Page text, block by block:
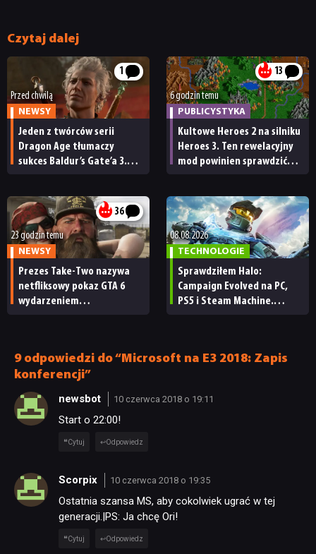
RECENZJE
PUBLICYSTYKA
RETRO
TECHNOLOGIE
JUŻ GRALIŚMY
SKLEP
Czytaj dalej
1
Przed chwilą
NEWSY
Jeden z twórców serii
Dragon Age tłumaczy
sukces Baldur’s Gate’a 3.
przerwie”
13
6 godzin temu
PUBLICYSTYKA
Kultowe Heroes 2 na silniku
Heroes 3. Ten rewelacyjny
mod powinien sprawdzić
36
23 godzin temu
NEWSY
Prezes Take-Two nazywa
netfliksowy pokaz GTA 6
wydarzeniem
08.08.2026
TECHNOLOGIE
Sprawdziłem Halo:
Campaign Evolved na PC,
PS5 i Steam Machine.
9 odpowiedzi do “Microsoft na E3 2018: Zapis
konferencji”
newsbot 10 czerwca 2018 o 19:11
Start o 22:00!
Cytuj Odpowiedz
Scorpix 10 czerwca 2018 o 19:35
Ostatnia szansa MS, aby cokolwiek ugrać w tej
generacji.|PS: Ja chcę Ori!
Cytuj Odpowiedz